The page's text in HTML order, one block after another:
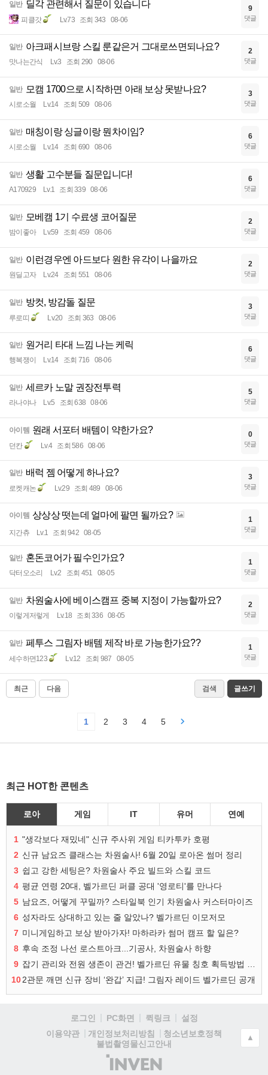
일반 딜각 관련해서 질문이 있습니다
피클갓 Lv.73 조회 343 08-06
9
댓글
일반 아크패시브랑 스킬 룬같은거 그대로쓰면되나요?
맛나는간식 Lv.3 조회 290 08-06
2
댓글
일반 모캠 1700으로 시작하면 아래 보상 못받나요?
시로소월 Lv.14 조회 509 08-06
3
댓글
일반 매칭이랑 싱글이랑 뭔차이임?
시로소월 Lv.14 조회 690 08-06
6
댓글
일반 생활 고수분들 질문입니다!
A170929 Lv.1 조회 339 08-06
6
댓글
일반 모베캠 1기 수료생 코어질문
밤이좋아 Lv.59 조회 459 08-06
2
댓글
일반 이런경우엔 아드보다 원한 유각이 나을까요
원딜고자 Lv.24 조회 551 08-06
2
댓글
일반 방컷, 방감돌 질문
루로띠 Lv.20 조회 363 08-06
3
댓글
일반 원거리 타대 느낌 나는 케릭
행복쟁이 Lv.14 조회 716 08-06
6
댓글
일반 세르카 노말 권장전투력
라나야나 Lv.5 조회 638 08-06
5
댓글
아이템 원래 서포터 배템이 약한가요?
던칸 Lv.4 조회 586 08-06
0
댓글
일반 배럭 젬 어떻게 하나요?
로켓캐논 Lv.29 조회 489 08-06
3
댓글
아이템 상상상 떳는데 얼마에 팔면 될까요?
지간츄 Lv.1 조회 942 08-05
1
댓글
일반 혼돈코어가 필수인가요?
닥터오소리 Lv.2 조회 451 08-05
1
댓글
일반 차원술사에 베이스캠프 중복 지정이 가능할까요?
이렇게저렇게 Lv.18 조회 336 08-05
2
댓글
일반 페투스 그림자 배템 제작 바로 가능한가요??
세수하면123 Lv.12 조회 987 08-05
1
댓글
최근 다음 검색 글쓰기
1 2 3 4 5
최근 HOT한 콘텐츠
로아 게임 IT 유머 연예
1 "생각보다 재밌네" 신규 주사위 게임 티카투카 호평
2 신규 남요즈 클래스는 차원술사! 6월 20일 로아온 썸머 정리
3 쉽고 강한 세팅은? 차원술사 주요 빌드와 스킬 코드
4 평균 연령 20대, 벨가르딘 퍼클 공대 '영로티'를 만나다
5 남요즈, 어떻게 꾸밀까? 스타일북 인기 차원술사 커스터마이즈
6 성자라도 상대하고 있는 줄 알았나? 벨가르딘 이모저모
7 미니게임하고 보상 받아가자! 마하라카 썸머 캠프 할 일은?
8 후속 조정 나선 로스트아크...기공사, 차원술사 하향
9
102관문 깨면 신규 장비 ‘완갑’ 지급! 그림자 레이드 벨가르딘 공개
로그인 PC화면 퀵링크
설정
이용약관
개인정보처리방침
청소년보호정책
불법촬영물신고안내
(주)
인
▲